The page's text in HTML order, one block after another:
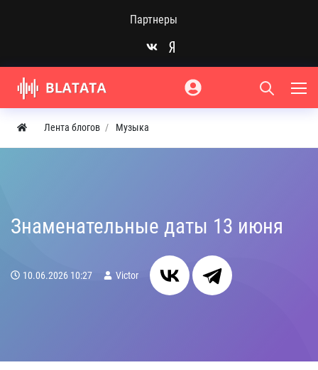
Партнеры
Лента блогов Музыка
Знаменательные даты 13 июня
10.06.2026 10:27 Victor